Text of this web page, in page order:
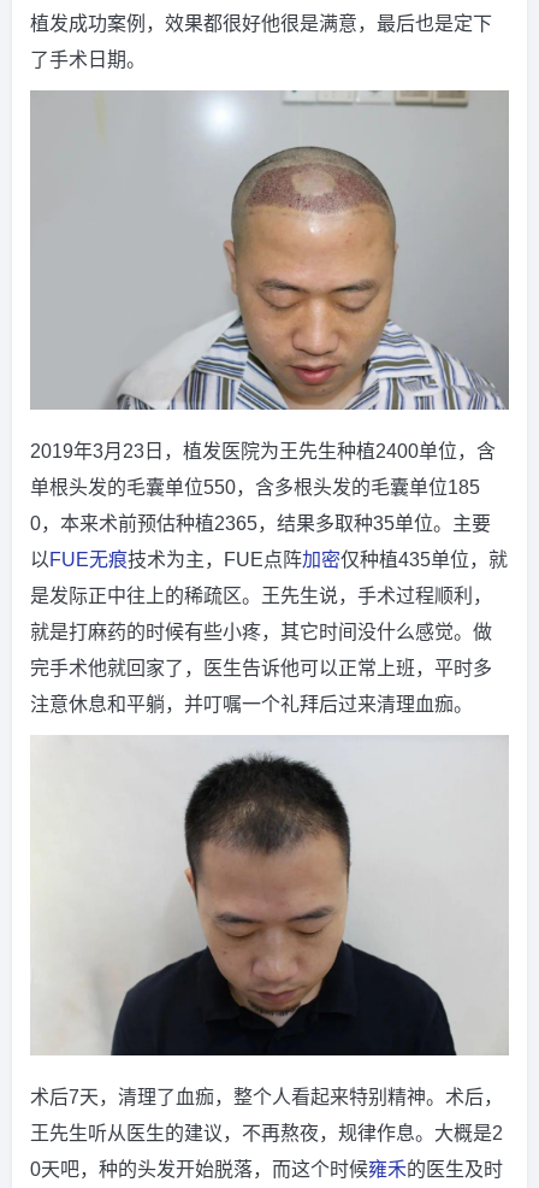
植发成功案例，效果都很好他很是满意，最后也是定下
了手术日期。
2019年3月23日，植发医院为王先生种植2400单位，含
单根头发的毛囊单位550，含多根头发的毛囊单位185
0，本来术前预估种植2365，结果多取种35单位。主要
以FUE无痕技术为主，FUE点阵加密仅种植435单位，就
是发际正中往上的稀疏区。王先生说，手术过程顺利，
就是打麻药的时候有些小疼，其它时间没什么感觉。做
完手术他就回家了，医生告诉他可以正常上班，平时多
注意休息和平躺，并叮嘱一个礼拜后过来清理血痂。
术后7天，清理了血痂，整个人看起来特别精神。术后，
王先生听从医生的建议，不再熬夜，规律作息。大概是2
0天吧，种的头发开始脱落，而这个时候雍禾的医生及时